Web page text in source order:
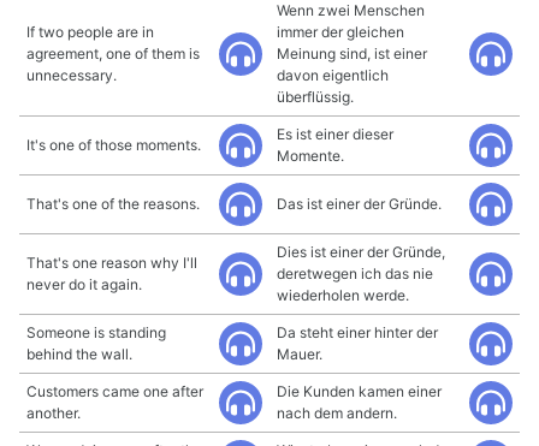
If two people are in
agreement, one of them is
unnecessary.
Wenn zwei Menschen
immer der gleichen
Meinung sind, ist einer
davon eigentlich
überflüssig.
It's one of those moments.
Es ist einer dieser
Momente.
That's one of the reasons. Das ist einer der Gründe.
That's one reason why I'll
never do it again.
Dies ist einer der Gründe,
deretwegen ich das nie
wiederholen werde.
Someone is standing
behind the wall.
Da steht einer hinter der
Mauer.
Customers came one after
another.
Die Kunden kamen einer
nach dem andern.